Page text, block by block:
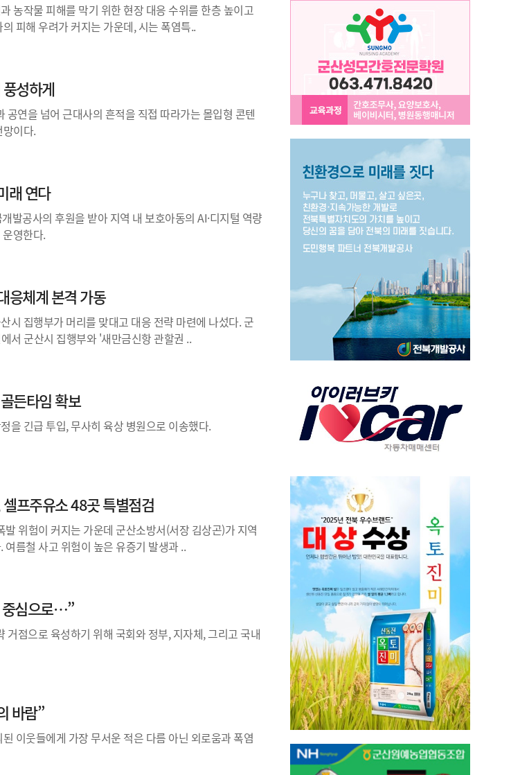
농작물 피해를 막기 위한 현장 대응 수위를 한층 높이고
피해 우려가 커지는 가운데, 시는 폭염특..
성하게
연을 넘어 근대사의 흔적을 직접 따라가는 몰입형 콘텐
이다.
래 연다
발공사의 후원을 받아 지역 내 보호아동의 AI·디지털 역량
운영한다.
응체계 본격 가동
시 집행부가 머리를 맞대고 대응 전략 마련에 나섰다. 군
서 군산시 집행부와 '새만금신항 관할권 ..
든타임 확보
을 긴급 투입, 무사히 육상 병원으로 이송했다.
프주유소 48곳 특별점검
위험이 커지는 가운데 군산소방서(서장 김상곤)가 지역
름철 사고 위험이 높은 유증기 발생과 ..
중심으로…”
점으로 육성하기 위해 국회와 정부, 지자체, 그리고 국내
바람”
이웃들에게 가장 무서운 적은 다름 아닌 외로움과 폭염